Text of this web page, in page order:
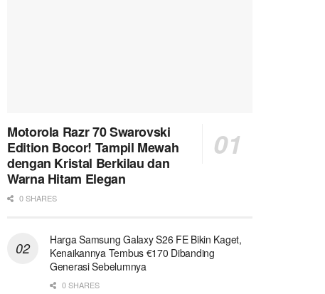
Motorola Razr 70 Swarovski
Edition Bocor! Tampil Mewah
dengan Kristal Berkilau dan
Warna Hitam Elegan
0 SHARES
Harga Samsung Galaxy S26 FE Bikin Kaget,
Kenaikannya Tembus €170 Dibanding
Generasi Sebelumnya
0 SHARES